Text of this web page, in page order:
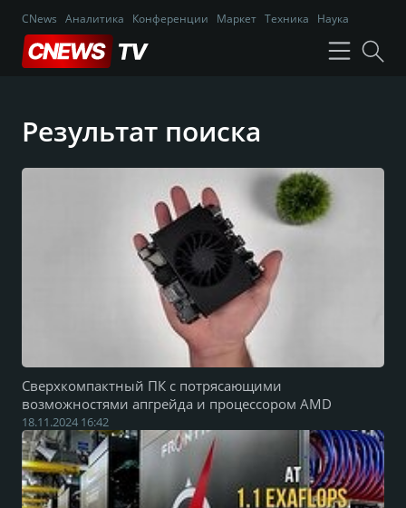
CNews Аналитика Конференции Маркет Техника Наука
Результат поиска
Cверхкомпактный ПК с потрясающими
возможностями апгрейда и процессором AMD
18.11.2024 16:42